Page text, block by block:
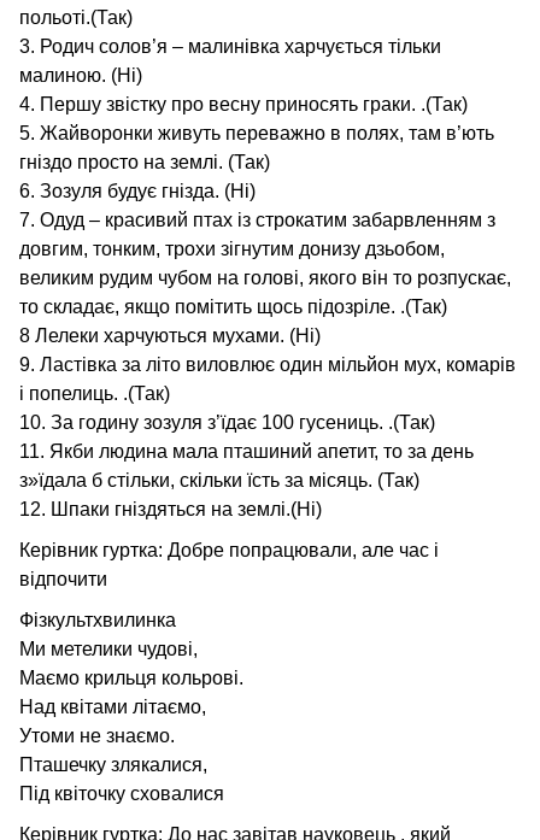
польоті.(Так)
3. Родич солов’я – малинівка харчується тільки
малиною. (Ні)
4. Першу звістку про весну приносять граки. .(Так)
5. Жайворонки живуть переважно в полях, там в’ють
гніздо просто на землі. (Так)
6. Зозуля будує гнізда. (Ні)
7. Одуд – красивий птах із строкатим забарвленням з
довгим, тонким, трохи зігнутим донизу дзьобом,
великим рудим чубом на голові, якого він то розпускає,
то складає, якщо помітить щось підозріле. .(Так)
8 Лелеки харчуються мухами. (Ні)
9. Ластівка за літо виловлює один мільйон мух, комарів
і попелиць. .(Так)
10. За годину зозуля з’їдає 100 гусениць. .(Так)
11. Якби людина мала пташиний апетит, то за день
з»їдала б стільки, скільки їсть за місяць. (Так)
12. Шпаки гніздяться на землі.(Ні)
Керівник гуртка: Добре попрацювали, але час і
відпочити
Фізкультхвилинка
Ми метелики чудові,
Маємо крильця кольрові.
Над квітами літаємо,
Утоми не знаємо.
Пташечку злякалися,
Під квіточку сховалися
Керівник гуртка: До нас завітав науковець , який